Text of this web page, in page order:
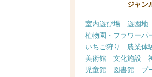
ジャン
室内遊び場 遊園地
植物園・フラワーパ
いちご狩り
農業体
美術館
文化施設
児童館
図書館 プ